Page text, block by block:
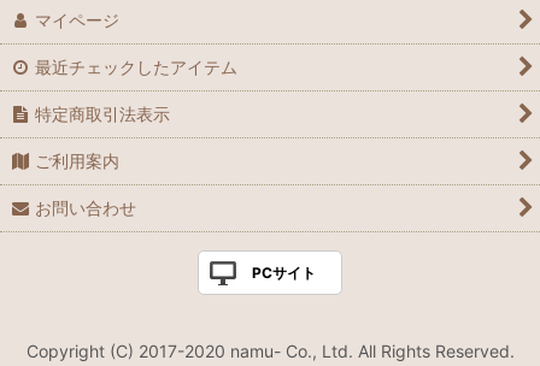
マイページ
最近チェックしたアイテム
特定商取引法表示
ご利用案内
お問い合わせ
PCサイト
Copyright (C) 2017-2020 namu- Co., Ltd. All Rights Reserved.